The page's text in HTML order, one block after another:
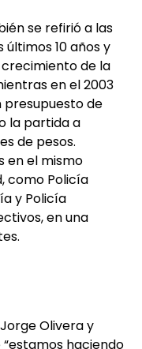
se refirió a las
10 años y
de la
en el 2003
presupuesto de
la partida a
de pesos.
en el mismo
como Policía
y Policía
en una
Olivera y
haciendo